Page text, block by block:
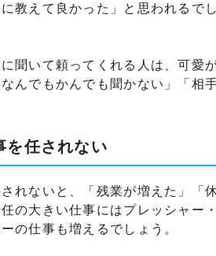
教えて良かった」と思われるでし
聞いて頼ってくれる人は、可愛
んでもかんでも聞かない」「相
を任されない
れないと、「残業が増えた」「
の大きい仕事にはプレッシャー
の仕事も増えるでしょう。